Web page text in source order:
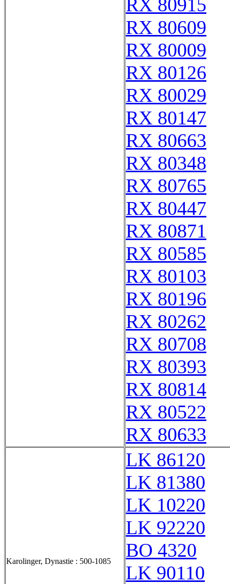
RX 80915
RX 80609
RX 80009
RX 80126
RX 80029
RX 80147
RX 80663
RX 80348
RX 80765
RX 80447
RX 80871
RX 80585
RX 80103
RX 80196
RX 80262
RX 80708
RX 80393
RX 80814
RX 80522
RX 80633
Karolinger, Dynastie : 500-1085
LK 86120
LK 81380
LK 10220
LK 92220
BO 4320
LK 90110